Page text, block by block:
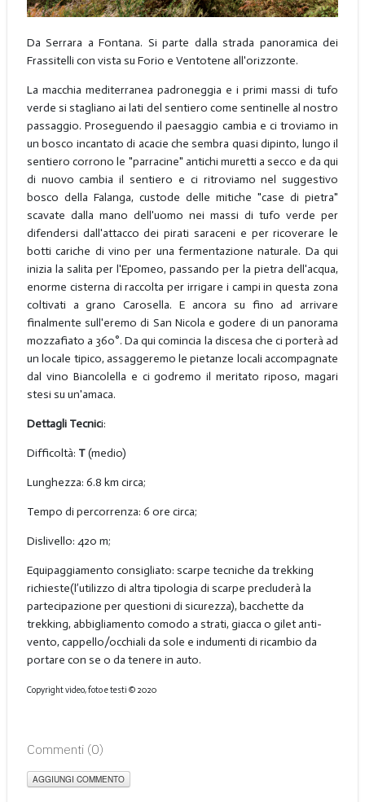
Da Serrara a Fontana. Si parte dalla strada panoramica dei
Frassitelli con vista su Forio e Ventotene all'orizzonte.
La macchia mediterranea padroneggia e i primi massi di tufo
verde si stagliano ai lati del sentiero come sentinelle al nostro
passaggio. Proseguendo il paesaggio cambia e ci troviamo in
un bosco incantato di acacie che sembra quasi dipinto, lungo il
sentiero corrono le "parracine" antichi muretti a secco e da qui
di nuovo cambia il sentiero e ci ritroviamo nel suggestivo
bosco della Falanga, custode delle mitiche "case di pietra"
scavate dalla mano dell'uomo nei massi di tufo verde per
difendersi dall'attacco dei pirati saraceni e per ricoverare le
botti cariche di vino per una fermentazione naturale. Da qui
inizia la salita per l'Epomeo, passando per la pietra dell'acqua,
enorme cisterna di raccolta per irrigare i campi in questa zona
coltivati a grano Carosella. E ancora su fino ad arrivare
finalmente sull'eremo di San Nicola e godere di un panorama
mozzafiato a 360°. Da qui comincia la discesa che ci porterà ad
un locale tipico, assaggeremo le pietanze locali accompagnate
dal vino Biancolella e ci godremo il meritato riposo, magari
stesi su un'amaca.
Dettagli Tecnici:
Difficoltà: T(medio)
Lunghezza: 6.8 km circa;
Tempo di percorrenza: 6 ore circa;
Dislivello: 420 m;
Equipaggiamento consigliato: scarpe tecniche da trekking
richieste(l’utilizzo di altra tipologia di scarpe precluderà la
partecipazione per questioni di sicurezza), bacchette da
trekking, abbigliamento comodo a strati, giacca o gilet anti-
vento, cappello/occhiali da sole e indumenti di ricambio da
portare con se o da tenere in auto.
Copyright video, foto e testi © 2020
Commenti (0)
AGGIUNGI COMMENTO